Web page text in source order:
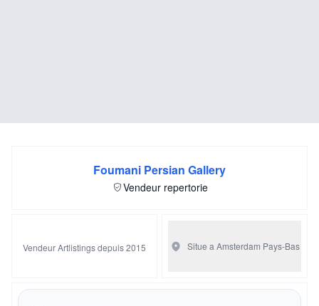
Foumani Persian Gallery
Vendeur repertorie
Vendeur Artlistings depuis 2015 Situe a Amsterdam Pays-Bas